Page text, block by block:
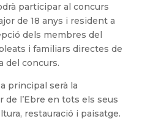
participar al concurs
de 18 anys i resident a
dels membres del
i familiars directes de
del concurs.
principal serà la
de l’Ebre en tots els seus
restauració i paisatge.